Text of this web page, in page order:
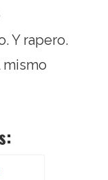
Y rapero.
mismo